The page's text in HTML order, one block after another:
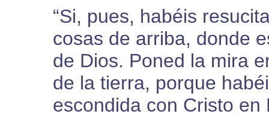
“Si, pues, habéis
cosas de arriba, donde
de Dios. Poned la mira
de la tierra, porque
escondida con Cristo en